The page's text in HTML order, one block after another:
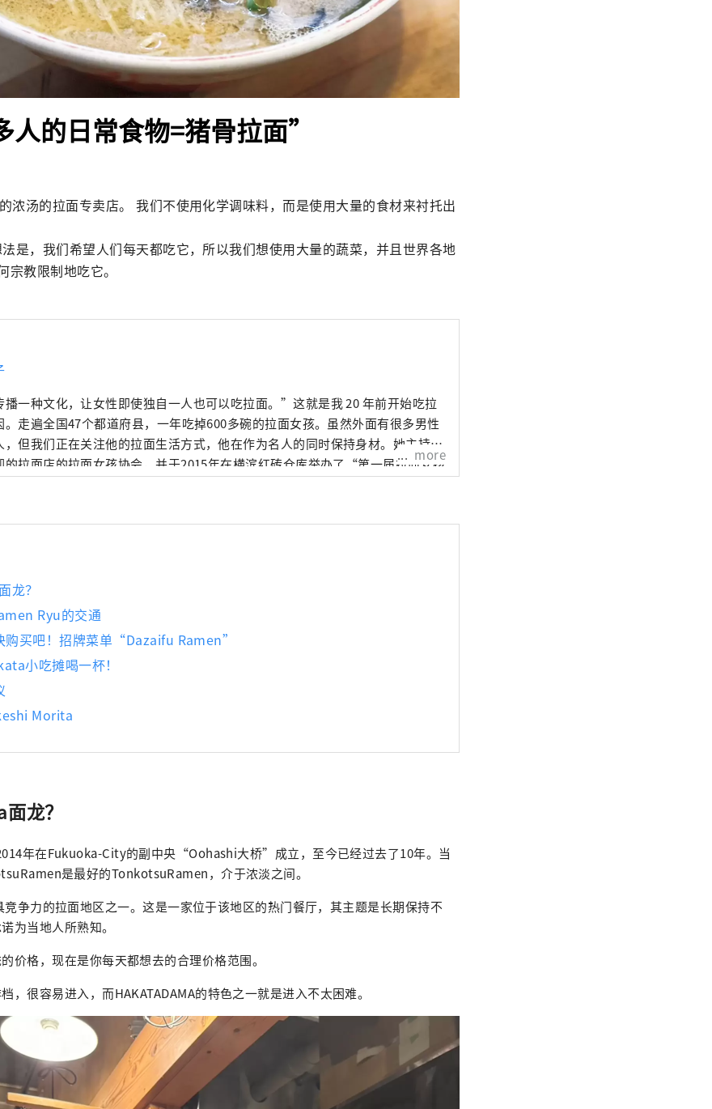
人的日常食物=猪骨拉面”
浓汤的拉面专卖店。 我们不使用化学调味料，而是使用大量的食材来衬托出
是，我们希望人们每天都吃它，所以我们想使用大量的蔬菜，并且世界各地
宗教限制地吃它。
播一种文化，让女性即使独自一人也可以吃拉面。”这就是我 20 年前开始吃拉
。走遍全国47个都道府县，一年吃掉600多碗的拉面女孩。虽然外面有很多男性
，但我们正在关注他的拉面生活方式，他在作为名人的同时保持身材。她主持出
的拉面店的拉面女孩协会，并于2015年在横滨红砖仓库举办了“第一届拉面女孩
该活动吸引了来自全国各地的人气商店，此后在大阪、名古屋、东京、熊本和
拉面饰品品牌“ZURU+”。拉面清酒《NOODLE SAKE -Shunka Autumn and
more
龙？
Ryu的交通
购买吧！招牌菜单“Dazaifu Ramen”
小吃摊喝一杯！
Morita
龙？
年在Fukuoka-City的副中央“Oohashi大桥”成立，至今已经过去了10年。当
是最好的TonkotsuRamen，介于浓淡之间。
争力的拉面地区之一。这是一家位于该地区的热门餐厅，其主题是长期保持不
为当地人所熟知。
价格，现在是你每天都想去的合理价格范围。
，很容易进入，而HAKATADAMA的特色之一就是进入不太困难。